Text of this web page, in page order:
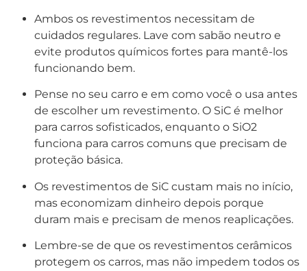
Ambos os revestimentos necessitam de
cuidados regulares. Lave com sabão neutro e
evite produtos químicos fortes para mantê-los
funcionando bem.
Pense no seu carro e em como você o usa antes
de escolher um revestimento. O SiC é melhor
para carros sofisticados, enquanto o SiO2
funciona para carros comuns que precisam de
proteção básica.
Os revestimentos de SiC custam mais no início,
mas economizam dinheiro depois porque
duram mais e precisam de menos reaplicações.
Lembre-se de que os revestimentos cerâmicos
protegem os carros, mas não impedem todos os